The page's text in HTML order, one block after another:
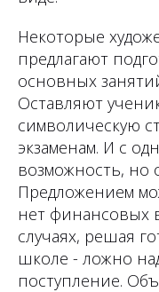
Некоторые
предлагают
основных
Оставляют
символическую
экзаменам. И с
возможность, но
Предложением
нет финансовых
случаях, решая
школе - ложно
поступление.